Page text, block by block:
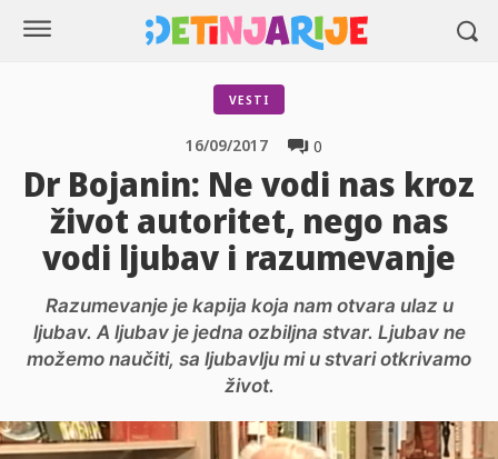
VESTI
0
16/09/2017
Dr Bojanin: Ne vodi nas kroz
život autoritet, nego nas
vodi ljubav i razumevanje
Razumevanje je kapija koja nam otvara ulaz u
ljubav. A ljubav je jedna ozbiljna stvar. Ljubav ne
možemo naučiti, sa ljubavlju mi u stvari otkrivamo
život.